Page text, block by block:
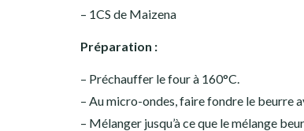
– 1CS de Maizena
Préparation :
– Préchauffer le four à 160°C.
– Au micro-ondes, faire fondre le beurre
– Mélanger jusqu’à ce que le mélange